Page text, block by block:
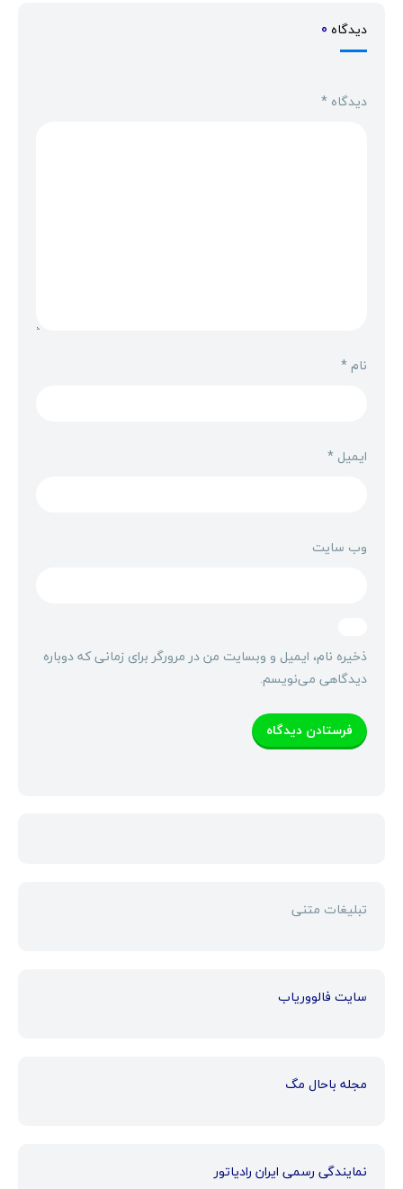
دیدگاه 0
دیدگاه *
نام*
ایمیل *
وب‌ سایت
ذخیره نام، ایمیل و وبسایت من در مرورگر برای زمانی که دوباره
دیدگاهی می‌نویسم.
تبلیغات متنی
سایت فالووریاب
مجله باحال مگ
نمایندگی رسمی ایران رادیاتور